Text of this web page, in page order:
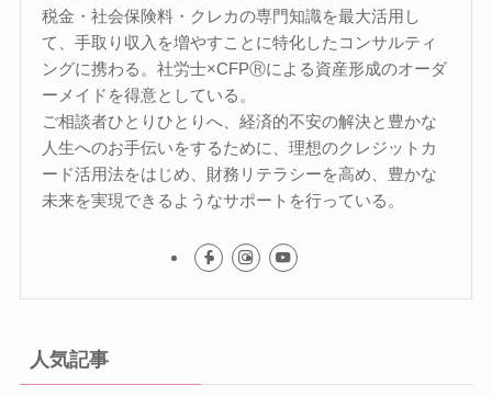
税金・社会保険料・クレカの専門知識を最大活用し
て、手取り収入を増やすことに特化したコンサルティ
ングに携わる。社労士×CFPⓇによる資産形成のオーダ
ーメイドを得意としている。
ご相談者ひとりひとりへ、経済的不安の解決と豊かな
人生へのお手伝いをするために、理想のクレジットカ
ード活用法をはじめ、財務リテラシーを高め、豊かな
未来を実現できるようなサポートを行っている。
人気記事